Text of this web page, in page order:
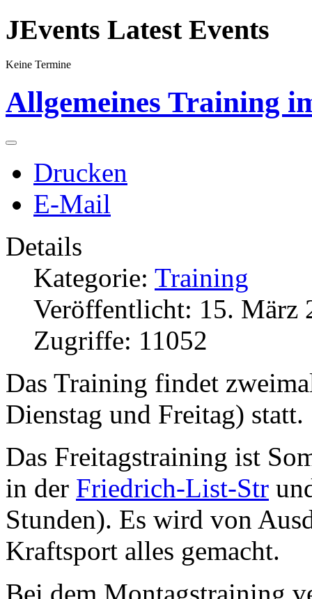
JEvents Latest Events
Keine Termine
Allgemeines Training
Drucken
E-Mail
Details
Kategorie: Training
Veröffentlicht: 15. März
Zugriffe: 11052
Das Training findet
Dienstag und Freitag) statt.
Das Freitagstraining ist
in der Friedrich-List-Str
Stunden). Es wird von
Kraftsport alles gemacht.